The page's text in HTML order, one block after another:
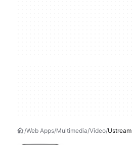
Web Apps Multimedia Video Ustream